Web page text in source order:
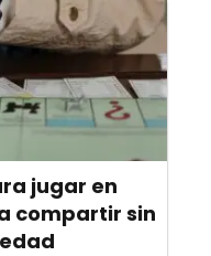
jugar en
compartir sin